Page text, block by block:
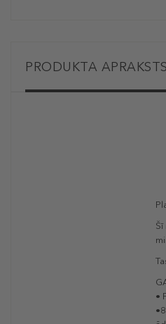
PRODUKTA APRAKSTS
•